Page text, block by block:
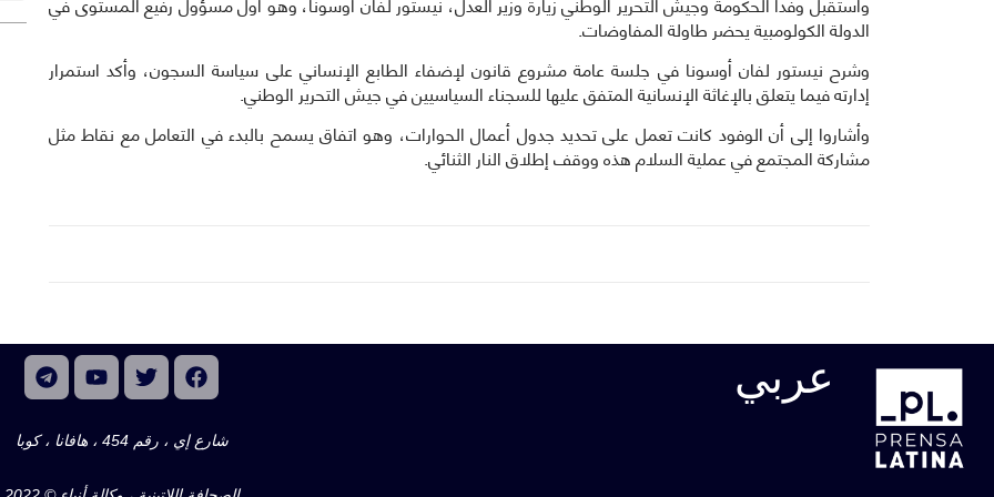
الدولة الكولومبية يحضر طاولة المفاوضات.
وشرح نيستور لفان أوسونا في جلسة عامة مشروع قانون لإضفاء الطابع الإنساني على سياسة السجون، وأكد استمرار
إدارته فيما يتعلق بالإغاثة الإنسانية المتفق عليها للسجناء السياسيين في جيش التحرير الوطني.
وأشاروا إلى أن الوفود كانت تعمل على تحديد جدول أعمال الحوارات، وهو اتفاق يسمح بالبدء في التعامل مع نقاط مثل
مشاركة المجتمع في عملية السلام هذه ووقف إطلاق النار الثنائي.
عربي
شارع إي ، رقم 454 ، هافانا ، كوبا